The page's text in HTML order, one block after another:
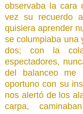
observaba la cara
vez su recuerdo
quisiera aprender
se columpiaba una
dos; con la
espectadores,
del balanceo me
oportuno con su
nos alertó de los
carpa,